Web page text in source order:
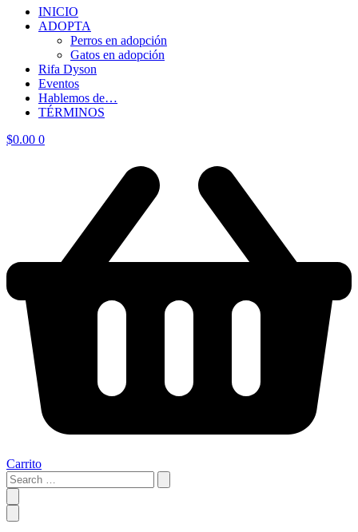
INICIO
ADOPTA
Perros en adopción
Gatos en adopción
Rifa Dyson
Eventos
Hablemos de…
TÉRMINOS
$0.00 0
Carrito
Search
…